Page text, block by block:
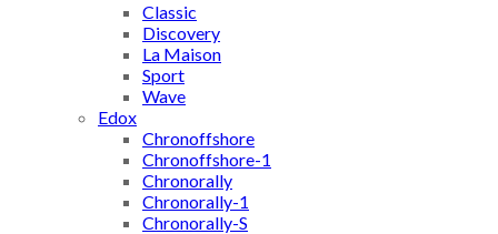
Classic
Discovery
La Maison
Sport
Wave
Edox
Chronoffshore
Chronoffshore-1
Chronorally
Chronorally-1
Chronorally-S